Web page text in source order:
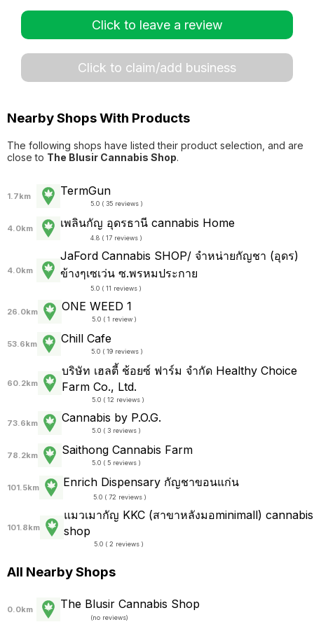
Click to leave a review
Click to claim/add business
Nearby Shops With Products
The following shops have listed their product selection, and are
close to The Blusir Cannabis Shop.
1.7km TermGun
5.0 ( 35 reviews )
4.0km เพลินกัญ อุดรธานี cannabis Home
4.8 ( 17 reviews )
4.0km
JaFord Cannabis SHOP/ จำหน่ายกัญชา (อุดร)
ข้างๆเซเว่น ซ.พรหมประกาย
5.0 ( 11 reviews )
26.0km ONE WEED 1
5.0 ( 1 review )
53.6km Chill Cafe
5.0 ( 19 reviews )
60.2km
บริษัท เฮลตี้ ช้อยซ์ ฟาร์ม จำกัด Healthy Choice
Farm Co., Ltd.
5.0 ( 12 reviews )
73.6km Cannabis by P.O.G.
5.0 ( 3 reviews )
78.2km Saithong Cannabis Farm
5.0 ( 5 reviews )
101.5km Enrich Dispensary กัญชาขอนแก่น
5.0 ( 72 reviews )
101.8km
แมวเมากัญ KKC (สาขาหลังมอminimall) cannabis
shop
5.0 ( 2 reviews )
All Nearby Shops
0.0km The Blusir Cannabis Shop
(no reviews)